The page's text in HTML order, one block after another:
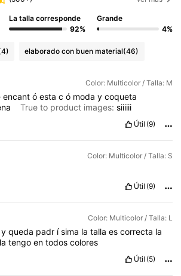
La talla corresponde
92%
Grande
4%
elaborado con buen material(46)
Color: Multicolor / Talla: M
encant ó esta c ó moda y coqueta
True to product images:siiiiii
Útil (9)
Color: Multicolor / Talla: S
Útil (9)
Color: Multicolor / Talla: L
y queda padr ísima la talla es correcta la
latengoentodoscolores
Útil (5)